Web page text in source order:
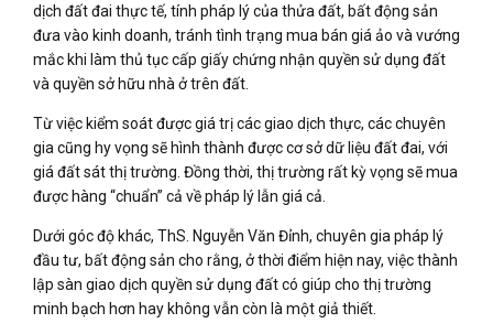
dịch đất đai thực tế, tính pháp lý của thửa đất, bất động sản
đưa vào kinh doanh, tránh tình trạng mua bán giá ảo và vướng
mắc khi làm thủ tục cấp giấy chứng nhận quyền sử dụng đất
và quyền sở hữu nhà ở trên đất.
Từ việc kiểm soát được giá trị các giao dịch thực, các chuyên
gia cũng hy vọng sẽ hình thành được cơ sở dữ liệu đất đai, với
giá đất sát thị trường. Đồng thời, thị trường rất kỳ vọng sẽ mua
được hàng “chuẩn” cả về pháp lý lẫn giá cả.
Dưới góc độ khác, ThS. Nguyễn Văn Đỉnh, chuyên gia pháp lý
đầu tư, bất động sản cho rằng, ở thời điểm hiện nay, việc thành
lập sàn giao dịch quyền sử dụng đất có giúp cho thị trường
minh bạch hơn hay không vẫn còn là một giả thiết.